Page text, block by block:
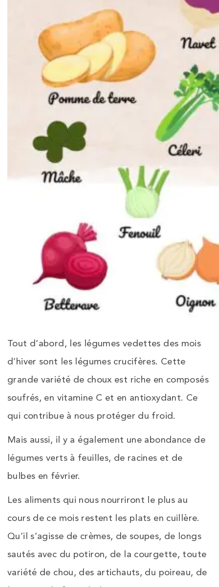
Tout d’abord, les légumes vedettes des mois
d’hiver sont les légumes crucifères. Cette
grande variété de choux est riche en composés
soufrés, en vitamine C et en antioxydant. Ce
qui contribue à nous protéger du froid.
Mais aussi, il y a également une abondance de
légumes verts à feuilles, de racines et de
bulbes en février.
Les aliments qui nous nourriront le plus au
cours de ce mois restent les plats en cuillère.
Qu’il s’agisse de crèmes, de soupes, de longs
sautés avec du potiron, de la courgette, toute
variété de chou, des artichauts, du poireau, de